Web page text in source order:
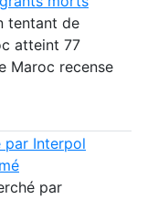
tentant de
atteint 77
Maroc recense
par Interpol
par